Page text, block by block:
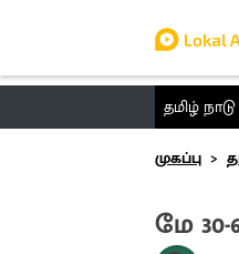
தமிழ் நாடு
முகப்பு
மே